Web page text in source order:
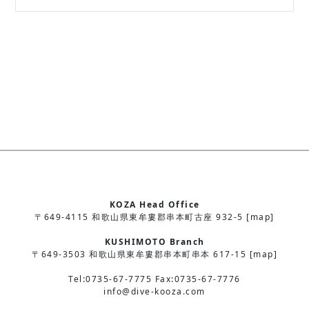
KOZA Head Office
〒649-4115 和歌山県東牟婁郡串本町古座 932-5 [map]
KUSHIMOTO Branch
〒649-3503 和歌山県東牟婁郡串本町串本 617-15 [map]
Tel:0735-67-7775 Fax:0735-67-7776
info@dive-kooza.com